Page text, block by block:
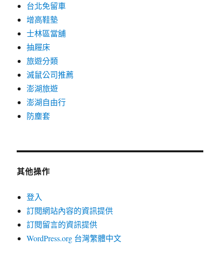
台北免留車
增高鞋墊
士林區當舖
抽屜床
旅遊分類
滅鼠公司推薦
澎湖旅遊
澎湖自由行
防塵套
其他操作
登入
訂閱網站內容的資訊提供
訂閱留言的資訊提供
WordPress.org 台灣繁體中文